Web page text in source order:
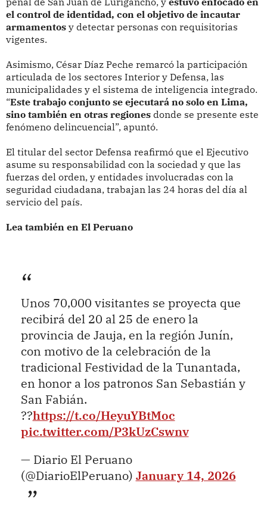
el control de identidad, con el objetivo de incautar
armamentos y detectar personas con requisitorias
vigentes.
Asimismo, César Díaz Peche remarcó la participación
articulada de los sectores Interior y Defensa, las
municipalidades y el sistema de inteligencia integrado.
“Este trabajo conjunto se ejecutará no solo en Lima,
sino también en otras regionesdonde se presente este
fenómeno delincuencial”, apuntó.
El titular del sector Defensa reafirmó que el Ejecutivo
asume su responsabilidad con la sociedad y que las
fuerzas del orden, y entidades involucradas con la
seguridad ciudadana, trabajan las 24 horas del día al
servicio del país.
Lea también en El Peruano
Unos 70,000 visitantes se proyecta que
recibirá del 20 al 25 de enero la
provincia de Jauja, en la región Junín,
con motivo de la celebración de la
tradicional Festividad de la Tunantada,
en honor a los patronos San Sebastián y
San Fabián.
??https://t.co/HeyuYBtMoc
pic.twitter.com/P3kUzCswnv
— Diario El Peruano
(@DiarioElPeruano) January 14, 2026